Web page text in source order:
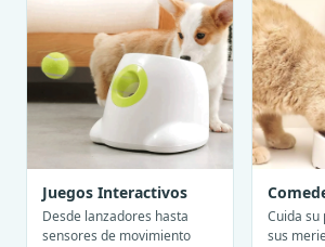
Juegos Interactivos
Desde lanzadores hasta
sensores de movimiento
Cuida
sus